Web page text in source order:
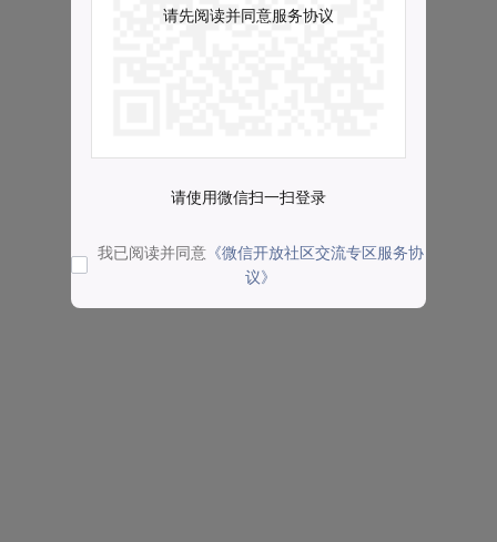
请先阅读并同意服务协议
请使用微信扫一扫登录
我已阅读并同意 《微信开放社区交流专区服务协
议》